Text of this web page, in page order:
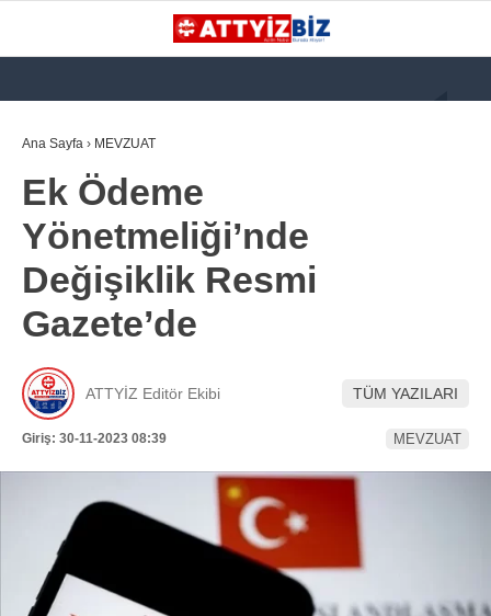
WhatsApp İhbar
KATEGORİLER
GÜNDEM
112 ACİL
KPSS
PARAMEDİK (AABT)
STK
TERCİH ROBOTU
Ana Sayfa › MEVZUAT
Ek Ödeme
Yönetmeliği’nde
Değişiklik Resmi
Gazete’de
ATTYİZ Editör Ekibi TÜM YAZILARI
Giriş: 30-11-2023 08:39 MEVZUAT